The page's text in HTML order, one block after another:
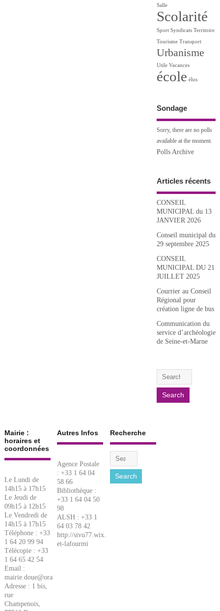
Salle
Scolarité
Sport Syndicats Territoire
Tourisme Transport
Urbanisme
Utile Vacances
école élus
Sondage
Sorry, there are no polls
available at the moment.
Polls Archive
Articles récents
CONSEIL
MUNICIPAL du 13
JANVIER 2026
Conseil municipal du
29 septembre 2025
CONSEIL
MUNICIPAL DU 21
JUILLET 2025
Courrier au Conseil
Régional pour
création ligne de bus
Communication du
service d’archéologie
de Seine-et-Marne
Mairie :
horaires et
coordonnées
Le Lundi de
14h15 à 17h15
Le Jeudi de
09h15 à 12h15
Le Vendredi de
14h15 à 17h15
Téléphone : +33
1 64 20 99 94
Télécopie : +33
1 64 65 42 54
Email :
mairie.doue@orange.fr
Adresse : 1 bis,
rue
Champenois,
Autres Infos
Agence Postale
: +33 1 64 04
58 66
Bibliothèque :
+33 1 64 04 50
98
ALSH : +33 1
64 03 78 42
http://sivu77.wix.com/lacigale-
et-lafourmi
Recherche